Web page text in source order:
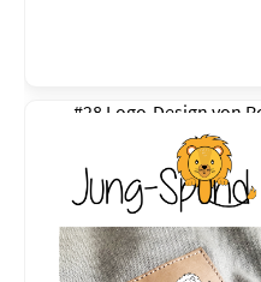
#28 Logo-Design von